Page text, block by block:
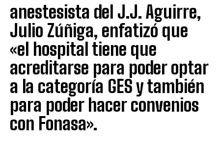
anestesista del J.J. Aguirre,
Julio Zúñiga, enfatizó que
«el hospital tiene que
acreditarse para poder optar
a la categoría GES y también
para poder hacer convenios
con Fonasa».